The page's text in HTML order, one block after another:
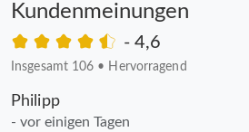
Kundenmeinungen
- 4,6
Insgesamt 106 • Hervorragend
Philipp
- vor einigen Tagen